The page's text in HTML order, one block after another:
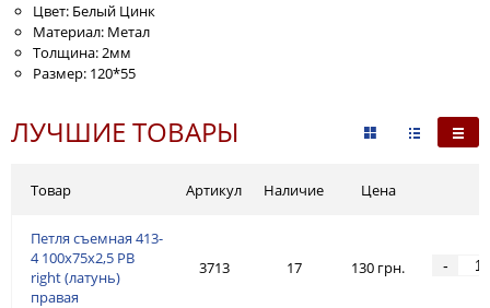
Цвет: Белый Цинк
Материал: Метал
Толщина: 2мм
Размер: 120*55
ЛУЧШИЕ ТОВАРЫ
Товар
Петля съемная 413-
4 100x75x2,5 PB
right (латунь)
правая
Артикул Наличие Цена
3713 17 130 грн. -